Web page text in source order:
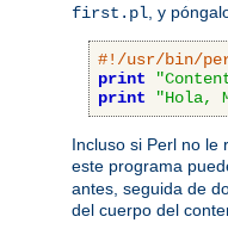
first.pl , y
#!/usr/bin/
print
print
"Hola,
Incluso si Perl no le
este programa
antes, seguida de
del cuerpo del